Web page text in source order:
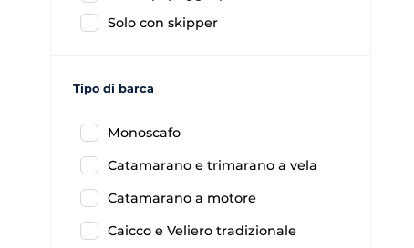
Solo con skipper
Tipo di barca
Monoscafo
Catamarano e trimarano a vela
Catamarano a motore
Caicco e Veliero tradizionale